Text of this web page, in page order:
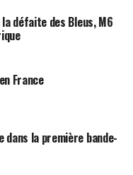
défaite des Bleus, M6
France
dans la première bande-